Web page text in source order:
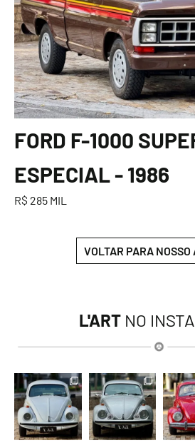
FORD F-1000
ESPECIAL - 1986
R$ 285 MIL
VOLTAR PARA NOSSO
L'ART NO
lart.br
Ago 8
lart.br
Ago 8